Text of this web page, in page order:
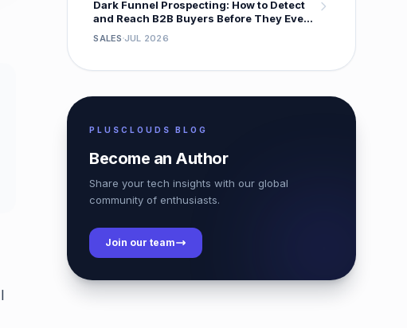
Dark Funnel Prospecting: How to Detect
and Reach B2B Buyers Before They Ever
SALES JUL 2026
PLUSCLOUDS BLOG
Become an Author
Share your tech insights with our global
community of enthusiasts.
Join our team